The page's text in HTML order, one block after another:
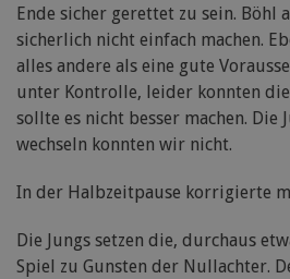
Ende sicher gerettet zu sein.
sicherlich nicht einfach machen.
alles andere als eine gute
unter Kontrolle, leider konnten
sollte es nicht besser machen.
wechseln konnten wir nicht.
In der Halbzeitpause korrigierte
Die Jungs setzen die, durchaus
Spiel zu Gunsten der Nullachter.